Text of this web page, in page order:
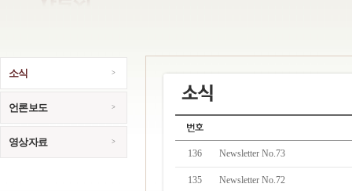
소식
언론보도
영상자료
136 Newsletter No.73
135 Newsletter No.72